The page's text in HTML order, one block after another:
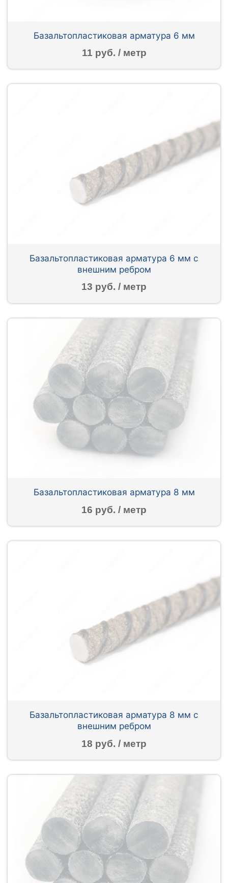
Базальтопластиковая арматура 6 мм
11 руб. / метр
Базальтопластиковая арматура 6 мм с
внешним ребром
13 руб. / метр
Базальтопластиковая арматура 8 мм
16 руб. / метр
Базальтопластиковая арматура 8 мм с
внешним ребром
18 руб. / метр